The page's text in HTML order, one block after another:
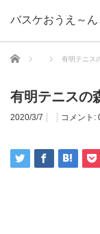
バスケおうえ～ん
ホーム 有明テニス
有明テニスの
2020/3/7 コメント: